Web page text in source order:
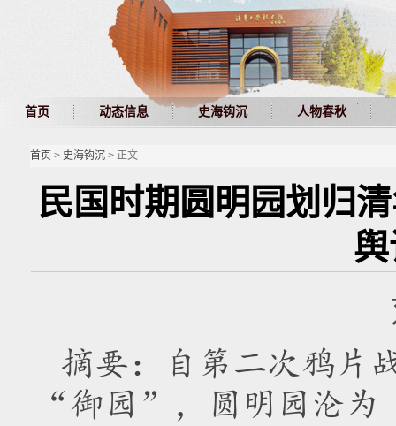
首页 动态信息 史海钩沉 人物春秋
首页 > 史海钩沉> 正文
民国时期圆明园划归
摘要：自第二次鸦片
“御园”，圆明园沦